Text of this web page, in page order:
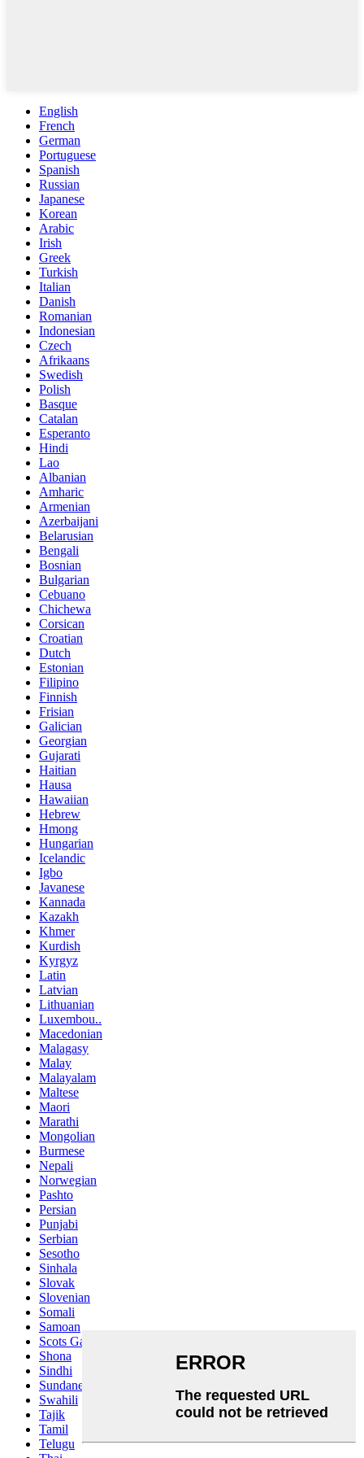
English
French
German
Portuguese
Spanish
Russian
Japanese
Korean
Arabic
Irish
Greek
Turkish
Italian
Danish
Romanian
Indonesian
Czech
Afrikaans
Swedish
Polish
Basque
Catalan
Esperanto
Hindi
Lao
Albanian
Amharic
Armenian
Azerbaijani
Belarusian
Bengali
Bosnian
Bulgarian
Cebuano
Chichewa
Corsican
Croatian
Dutch
Estonian
Filipino
Finnish
Frisian
Galician
Georgian
Gujarati
Haitian
Hausa
Hawaiian
Hebrew
Hmong
Hungarian
Icelandic
Igbo
Javanese
Kannada
Kazakh
Khmer
Kurdish
Kyrgyz
Latin
Latvian
Lithuanian
Luxembou..
Macedonian
Malagasy
Malay
Malayalam
Maltese
Maori
Marathi
Mongolian
Burmese
Nepali
Norwegian
Pashto
Persian
Punjabi
Serbian
Sesotho
Sinhala
Slovak
Slovenian
Somali
Samoan
Scots Gaelic
Shona
Sindhi
Sundanese
Swahili
Tajik
Tamil
Telugu